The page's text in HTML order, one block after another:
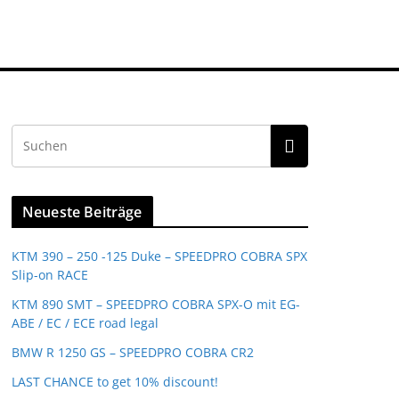
Neueste Beiträge
KTM 390 – 250 -125 Duke – SPEEDPRO COBRA SPX
Slip-on RACE
KTM 890 SMT – SPEEDPRO COBRA SPX-O mit EG-
ABE / EC / ECE road legal
BMW R 1250 GS – SPEEDPRO COBRA CR2
LAST CHANCE to get 10% discount!